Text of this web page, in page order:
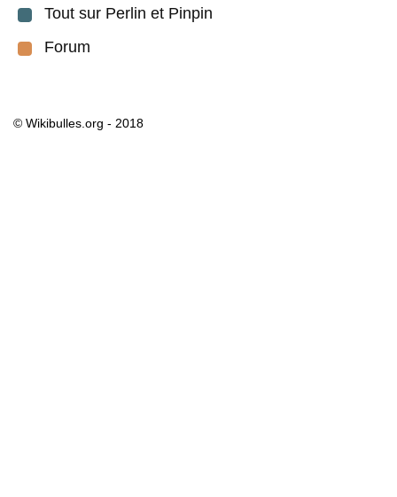
Tout sur Perlin et Pinpin
Forum
© Wikibulles.org - 2018